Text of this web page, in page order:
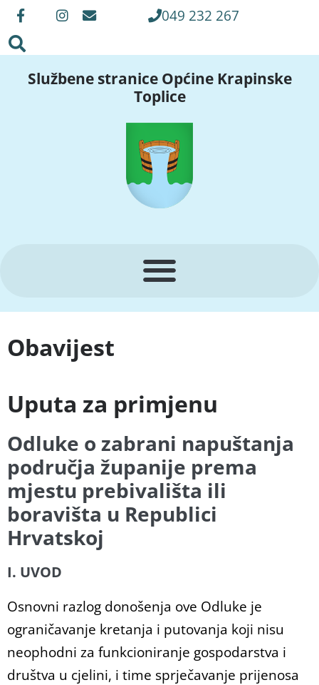
049 232 267
Službene stranice Općine Krapinske
Toplice
Obavijest
Uputa za primjenu
Odluke o zabrani napuštanja
područja županije prema
mjestu prebivališta ili
boravišta u Republici
Hrvatskoj
I. UVOD
Osnovni razlog donošenja ove Odluke je
ograničavanje kretanja i putovanja koji nisu
neophodni za funkcioniranje gospodarstva i
društva u cjelini, i time sprječavanje prijenosa